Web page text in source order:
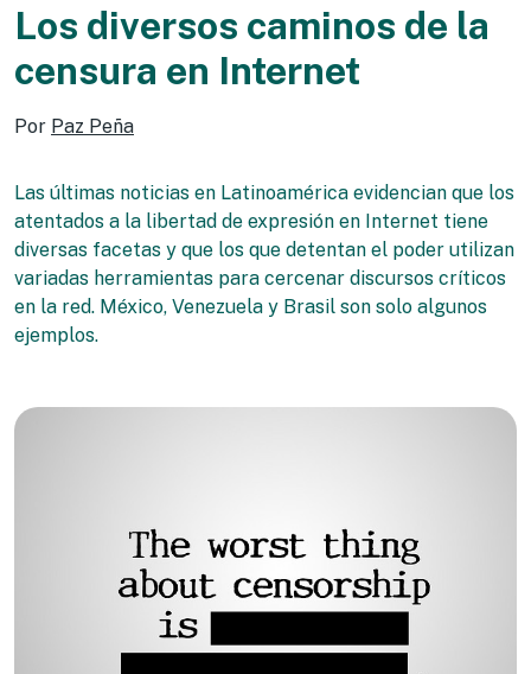
Los diversos caminos de la
censura en Internet
Por Paz Peña
Las últimas noticias en Latinoamérica evidencian que los
atentados a la libertad de expresión en Internet tiene
diversas facetas y que los que detentan el poder utilizan
variadas herramientas para cercenar discursos críticos
en la red. México, Venezuela y Brasil son solo algunos
ejemplos.